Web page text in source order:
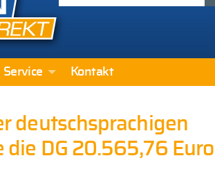
Service Kontakt
deutschsprachigen
DG 20.565,76 Euro